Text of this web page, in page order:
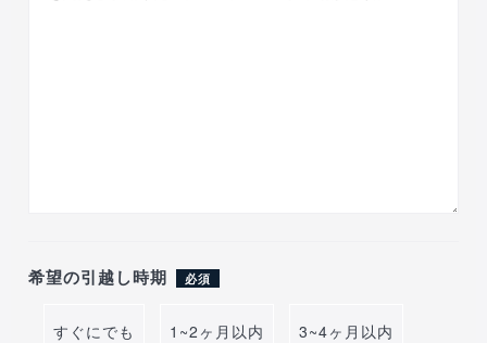
希望の引越し時期 必須
すぐにでも 1~2ヶ月以内 3~4ヶ月以内